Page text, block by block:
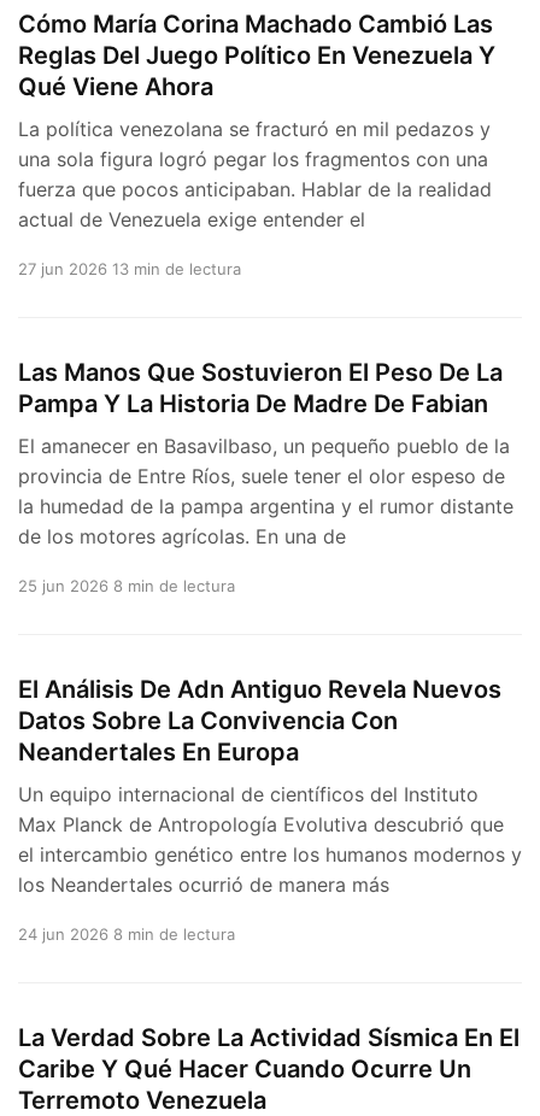
Cómo María Corina Machado Cambió Las
Reglas Del Juego Político En Venezuela Y
Qué Viene Ahora
La política venezolana se fracturó en mil pedazos y
una sola figura logró pegar los fragmentos con una
fuerza que pocos anticipaban. Hablar de la realidad
actual de Venezuela exige entender el
27 jun 2026 13 min de lectura
Las Manos Que Sostuvieron El Peso De La
Pampa Y La Historia De Madre De Fabian
El amanecer en Basavilbaso, un pequeño pueblo de la
provincia de Entre Ríos, suele tener el olor espeso de
la humedad de la pampa argentina y el rumor distante
de los motores agrícolas. En una de
25 jun 2026 8 min de lectura
El Análisis De Adn Antiguo Revela Nuevos
Datos Sobre La Convivencia Con
Neandertales En Europa
Un equipo internacional de científicos del Instituto
Max Planck de Antropología Evolutiva descubrió que
el intercambio genético entre los humanos modernos y
los Neandertales ocurrió de manera más
24 jun 2026 8 min de lectura
La Verdad Sobre La Actividad Sísmica En El
Caribe Y Qué Hacer Cuando Ocurre Un
Terremoto Venezuela